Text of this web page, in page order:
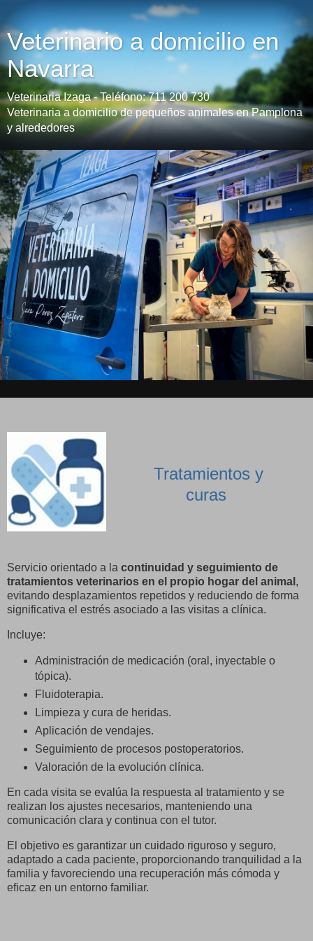
Veterinario a domicilio en
Navarra
Veterinaria Izaga - Teléfono: 711 200 730
Veterinaria a domicilio de pequeños animales en Pamplona
y alrededores
Tratamientos y
curas
Servicio orientado a la continuidad y seguimiento de
tratamientos veterinarios en el propio hogar del animal ,
evitando desplazamientos repetidos y reduciendo de forma
significativa el estrés asociado a las visitas a clínica.
Incluye:
Administración de medicación (oral, inyectable o
tópica).
Fluidoterapia.
Limpieza y cura de heridas.
Aplicación de vendajes.
Seguimiento de procesos postoperatorios.
Valoración de la evolución clínica.
En cada visita se evalúa la respuesta al tratamiento y se
realizan los ajustes necesarios, manteniendo una
comunicación clara y continua con el tutor.
El objetivo es garantizar un cuidado riguroso y seguro,
adaptado a cada paciente, proporcionando tranquilidad a la
familia y favoreciendo una recuperación más cómoda y
eficaz en un entorno familiar.